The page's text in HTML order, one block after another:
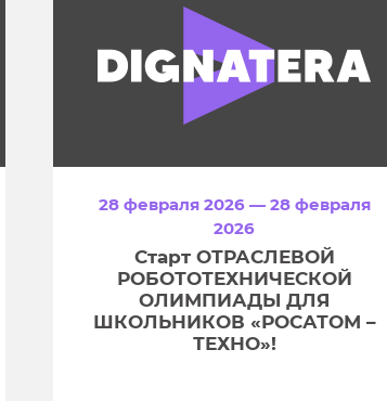
28 февраля 2026 — 28 февраля
2026
Старт ОТРАСЛЕВОЙ
РОБОТОТЕХНИЧЕСКОЙ
ОЛИМПИАДЫ ДЛЯ
ШКОЛЬНИКОВ «РОСАТОМ –
ТЕХНО»!